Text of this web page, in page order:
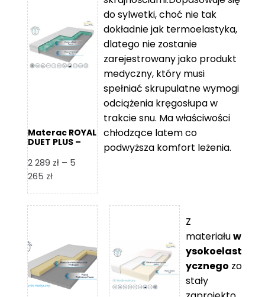
do
2
109 zł
360 zł
5
365 zł
Materac ROYAL
DUET PLUS –
2 289 zł – 5
265 złZakres
od
do
5
265 zł
do sylwetki, choć nie tak
dokładnie jak termoelastyka,
dlatego nie zostanie
zarejestrowany jako produkt
medyczny, który musi
spełniać skrupulatne wymogi
odciążenia kręgosłupa w
trakcie snu. Ma właściwości
chłodzące latem co
podwyższa komfort leżenia.
Z
materiałuw
ysokoelast
ycznego zo
stały